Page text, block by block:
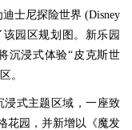
迪士尼探险世界 (Disney
该园区规划图。新乐园
沉浸式体验“皮克斯世
。
浸式主题区域，一座致
花园，并新增以《魔发